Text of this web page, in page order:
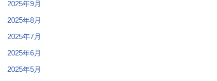
2025年9月
2025年8月
2025年7月
2025年6月
2025年5月